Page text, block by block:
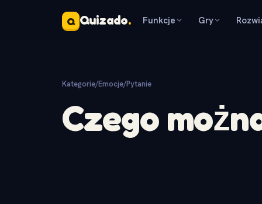
Q Quizado. Funkcje Gry
Kategorie/Emocje/Pytanie
Czego